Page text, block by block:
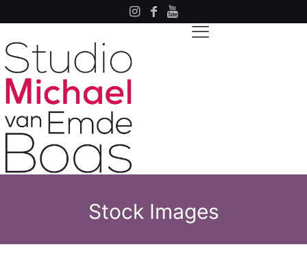
Stock Images